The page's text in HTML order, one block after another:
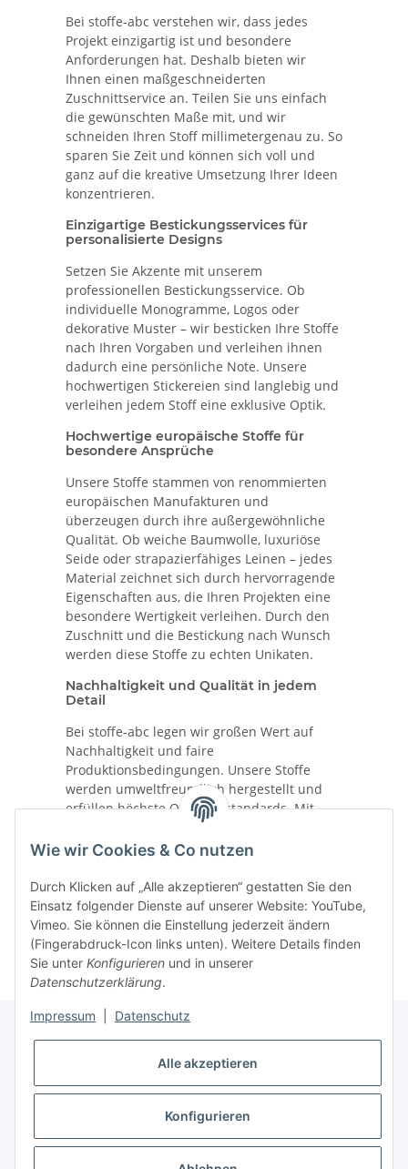
Bei stoffe-abc verstehen wir, dass jedes
Projekt einzigartig ist und besondere
Anforderungen hat. Deshalb bieten wir
Ihnen einen maßgeschneiderten
Zuschnittservice an. Teilen Sie uns einfach
die gewünschten Maße mit, und wir
schneiden Ihren Stoff millimetergenau zu. So
sparen Sie Zeit und können sich voll und
ganz auf die kreative Umsetzung Ihrer Ideen
konzentrieren.
Einzigartige Bestickungsservices für
personalisierte Designs
Setzen Sie Akzente mit unserem
professionellen Bestickungsservice. Ob
individuelle Monogramme, Logos oder
dekorative Muster – wir besticken Ihre Stoffe
nach Ihren Vorgaben und verleihen ihnen
dadurch eine persönliche Note. Unsere
hochwertigen Stickereien sind langlebig und
verleihen jedem Stoff eine exklusive Optik.
Hochwertige europäische Stoffe für
besondere Ansprüche
Unsere Stoffe stammen von renommierten
europäischen Manufakturen und
überzeugen durch ihre außergewöhnliche
Qualität. Ob weiche Baumwolle, luxuriöse
Seide oder strapazierfähiges Leinen – jedes
Material zeichnet sich durch hervorragende
Eigenschaften aus, die Ihren Projekten eine
besondere Wertigkeit verleihen. Durch den
Zuschnitt und die Bestickung nach Wunsch
werden diese Stoffe zu echten Unikaten.
Nachhaltigkeit und Qualität in jedem
Detail
Bei stoffe-abc legen wir großen Wert auf
Nachhaltigkeit und faire
Produktionsbedingungen. Unsere Stoffe
werden umweltfreundlich hergestellt und
erfüllen höchste Qualitätsstandards. Mit
unserem Zuschnitt- und Bestickungsservice
bieten wir Ihnen die Möglichkeit, nachhaltige
somit einen Beitrag zum Umweltschutz zu
leisten.
Gesetzliche Informationen
Wie wir Cookies & Co nutzen
Durch Klicken auf „Alle akzeptieren“ gestatten Sie den
Einsatz folgender Dienste auf unserer Website: YouTube,
Vimeo. Sie können die Einstellung jederzeit ändern
(Fingerabdruck-Icon links unten). Weitere Details finden
Sie unter Konfigurieren und in unserer
Datenschutzerklärung.
Impressum Datenschutz
Alle akzeptieren
Konfigurieren